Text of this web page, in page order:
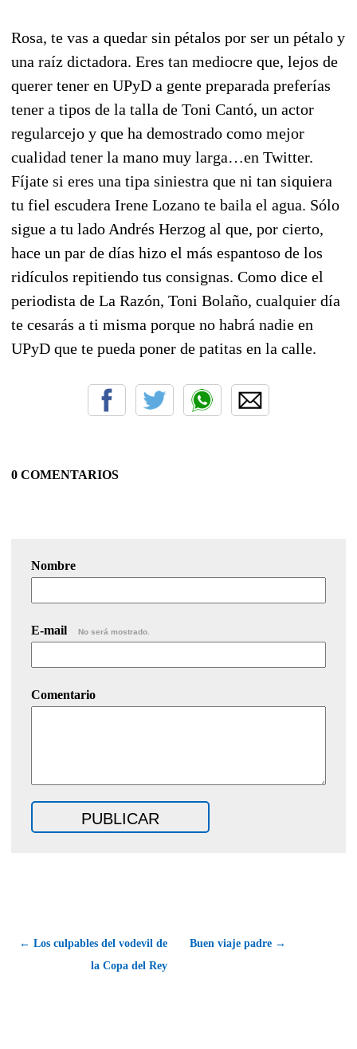
Rosa, te vas a quedar sin pétalos por ser un pétalo y
una raíz dictadora. Eres tan mediocre que, lejos de
querer tener en UPyD a gente preparada preferías
tener a tipos de la talla de Toni Cantó, un actor
regularcejo y que ha demostrado como mejor
cualidad tener la mano muy larga…en Twitter.
Fíjate si eres una tipa siniestra que ni tan siquiera
tu fiel escudera Irene Lozano te baila el agua. Sólo
sigue a tu lado Andrés Herzog al que, por cierto,
hace un par de días hizo el más espantoso de los
ridículos repitiendo tus consignas. Como dice el
periodista de La Razón, Toni Bolaño, cualquier día
te cesarás a ti misma porque no habrá nadie en
UPyD que te pueda poner de patitas en la calle.
0 COMENTARIOS
Nombre
E-mail No será mostrado.
Comentario
← Los culpables del vodevil de
la Copa del Rey
Buen viaje padre →